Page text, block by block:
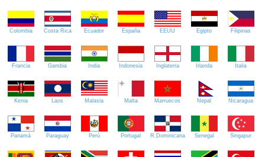
Colombia Costa Rica Ecuador España EEUU Egipto Filipinas
Francia Gambia India Indonesia Inglaterra Irlanda Italia
Kenia Laos Malasia Malta Marruecos Nepal Nicaragua
Panamá Paraguay Perú Portugal R.Dominicana Senegal Singapur